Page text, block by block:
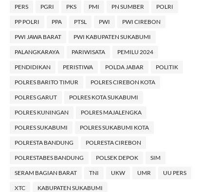
PERS PGRI PKS PMI PN SUMBER POLRI
PP POLRI PPA PTSL PWI PWI CIREBON
PWI JAWA BARAT PWI KABUPATEN SUKABUMI
PALANGKARAYA PARIWISATA PEMILU 2024
PENDIDIKAN PERISTIWA POLDA JABAR POLITIK
POLRES BARITO TIMUR POLRES CIREBON KOTA
POLRES GARUT POLRES KOTA SUKABUMI
POLRES KUNINGAN POLRES MAJALENGKA
POLRES SUKABUMI POLRES SUKABUMI KOTA
POLRESTA BANDUNG POLRESTA CIREBON
POLRESTABES BANDUNG POLSEK DEPOK SIM
SERAM BAGIAN BARAT TNI UKW UMR UU PERS
XTC KABUPATEN SUKABUMI